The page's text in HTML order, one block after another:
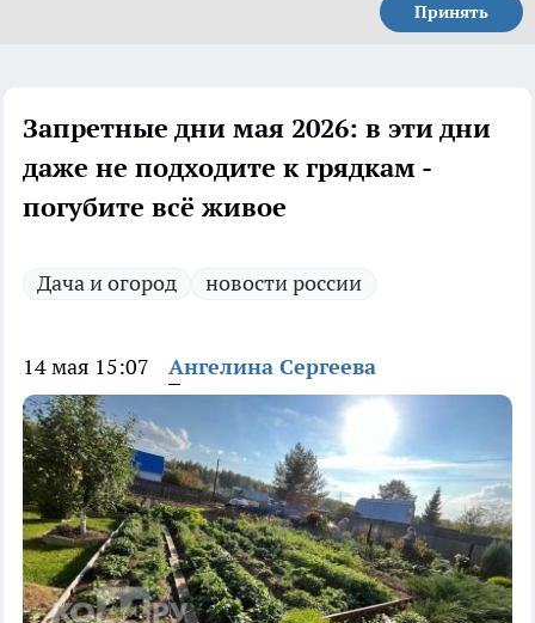
Принять
Запретные дни мая 2026: в эти дни
даже не подходите к грядкам -
погубите всё живое
Дача и огород новости россии
14 мая 15:07 Ангелина Сергеева